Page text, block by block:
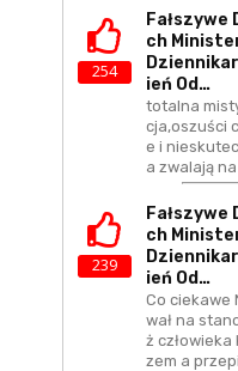
254
Fałszywe
Ch
Ień Od…
totalna
cja,oszuści
e i
a zwalają
239
Fałszywe
Ch
Ień Od…
Co ciekawe
wał na
ż
zem a